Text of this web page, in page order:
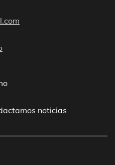
noticias